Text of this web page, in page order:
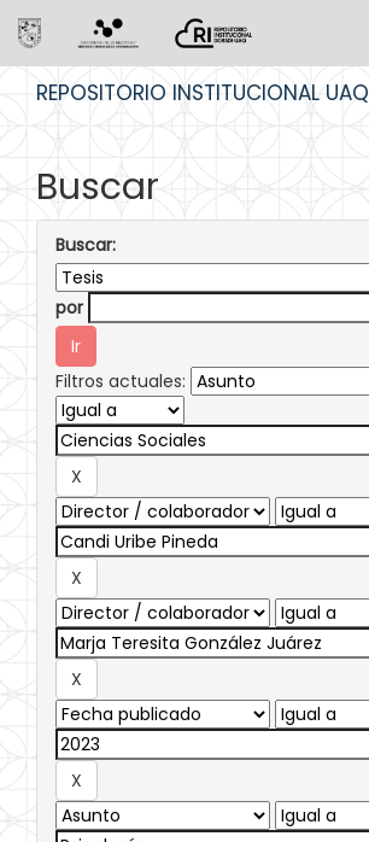
REPOSITORIO INSTITUCIONAL UAQ
Buscar
Buscar:
por
Filtros actuales: